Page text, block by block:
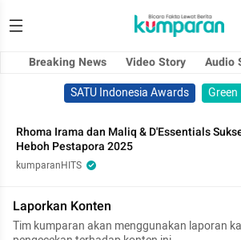
Breaking News Video Story Audio
SATU Indonesia Awards
Rhoma Irama dan Maliq & D'Essentials
Heboh Pestapora 2025
kumparanHITS
Laporkan Konten
Tim kumparan akan menggunakan laporan